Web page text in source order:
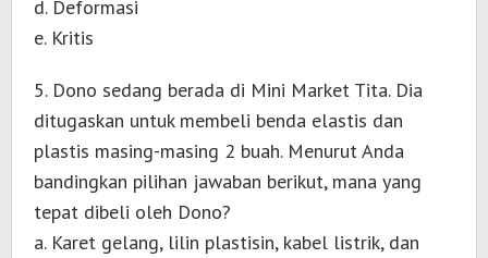
d. Deformasi
e. Kritis
5. Dono sedang berada di Mini Market Tita. Dia
ditugaskan untuk membeli benda elastis dan
plastis masing-masing 2 buah. Menurut Anda
bandingkan pilihan jawaban berikut, mana yang
tepat dibeli oleh Dono?
a. Karet gelang, lilin plastisin, kabel listrik, dan